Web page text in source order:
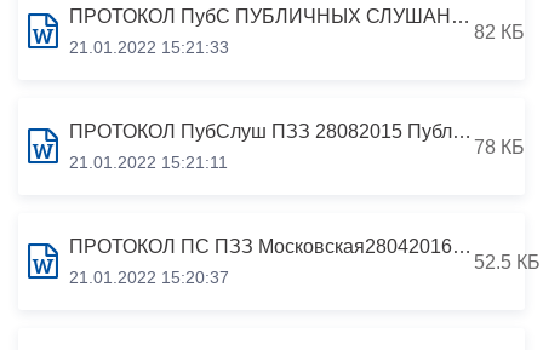
ПРОТОКОЛ ПубС ПУБЛИЧНЫХ СЛУШАНИЙ ПО ПРОЕКТУ РЕШЕНИЯ СОБРАНИЯ ПРЕДСТАВИТЕЛЕЙ Г.ВЛАДИКАВКАЗ О ВНЕСЕНИИ ИЗМЕНЕНИЙ В РЕШЕНИЕ СОБРАНИЯ ПРЕДСТАВИТЕЛЕЙ Г.ВЛАДИКАВКАЗ ОТ 16 МАРТА 2012 ГОДА №32/11 «ОБ УТВЕРЖДЕНИИ «ПРАВИЛ ЗЕМЛЕПОЛЬЗОВАНИЯ И ЗАСТРОЙКИ Г.ВЛАДИКАВКАЗ»
21.01.2022 15:21:33
82 КБ
ПРОТОКОЛ ПубСлуш ПЗЗ 28082015 Публичных слушаний по проекту изменений в решение Собрания представителей г.Владикавказ от 16.03.2012 №32/11 «Об утверждении «Правил землепользования и застройки г.Владикавказ» от 28.08.2015
21.01.2022 15:21:11
78 КБ
ПРОТОКОЛ ПС ПЗЗ Московская28042016 публичных слушаний по проекту изменений в решение Собрания представителей г.Владикавказ от 16 марта 2012 года №36/11 «Об утверждении «Правил землепользования и застройки г.Владикавказ» от 28.04.2016
21.01.2022 15:20:37
52.5 КБ